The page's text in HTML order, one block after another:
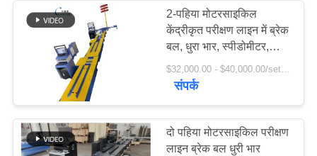
समाचार
सभी
मामलों
साइड स्लिप परीक्षक
2-पहिया मोटरसाइकिल
केंद्रीकृत परीक्षण लाइन में ब्रेक
बल, धुरा भार, स्पीडोमीटर,
क्लैंपिंग, व्हील एलाइनमेंट,
हेडलाइट परीक्षक, शोर मीटर
संपर्क
दो पहिया मोटरसाइकिल परीक्षण
लाइन ब्रेक बल धुरी भार